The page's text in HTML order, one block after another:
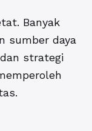
Banyak
sumber daya
strategi